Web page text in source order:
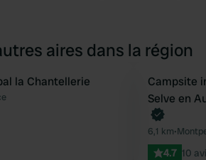
aires dans la région
Préféré
la Chantellerie Reserve
Campsite
Selve en
6,1 km•
4.7 10